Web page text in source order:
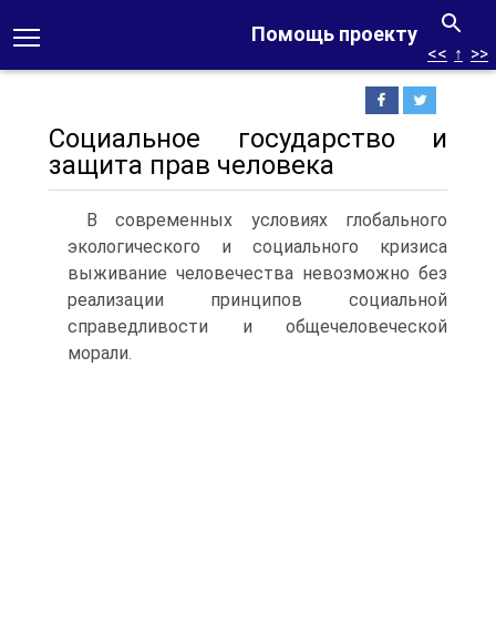
Помощь проекту
<< ↑ >>
Социальное государство и
защита прав человека
В современных условиях глобального
экологического и социального кризиса
выживание человечества невозможно без
реализации принципов социальной
справедливости и общечеловеческой
морали.